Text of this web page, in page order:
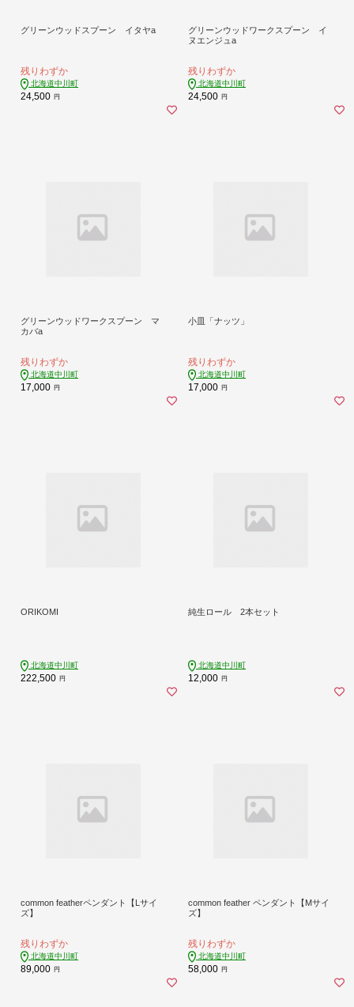
グリーンウッドスプーン イタヤa
残りわずか
北海道中川町
24,500 円
グリーンウッドワークスプーン イ
ヌエンジュa
残りわずか
北海道中川町
24,500 円
グリーンウッドワークスプーン マ
カバa
残りわずか
北海道中川町
17,000 円
小皿「ナッツ」
残りわずか
北海道中川町
17,000 円
ORIKOMI
北海道中川町
222,500 円
純生ロール 2本セット
北海道中川町
12,000 円
common featherペンダント【Lサイ
ズ】
残りわずか
北海道中川町
89,000 円
common feather ペンダント【Mサイ
ズ】
残りわずか
北海道中川町
58,000 円